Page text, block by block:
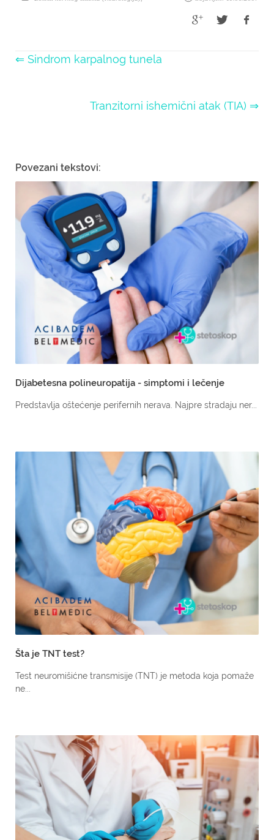
⇐ Sindrom karpalnog tunela
Tranzitorni ishemični atak (TIA) ⇒
Povezani tekstovi:
Dijabetesna polineuropatija - simptomi i lečenje
Predstavlja oštećenje perifernih nerava. Najpre stradaju ner...
Šta je TNT test?
Test neuromišićne transmisije (TNT) je metoda koja pomaže
ne...